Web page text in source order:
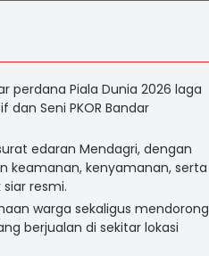
perdana Piala Dunia 2026 laga
dan Seni PKOR Bandar
edaran Mendagri, dengan
keamanan, kenyamanan, serta
resmi.
warga sekaligus mendorong
berjualan di sekitar lokasi